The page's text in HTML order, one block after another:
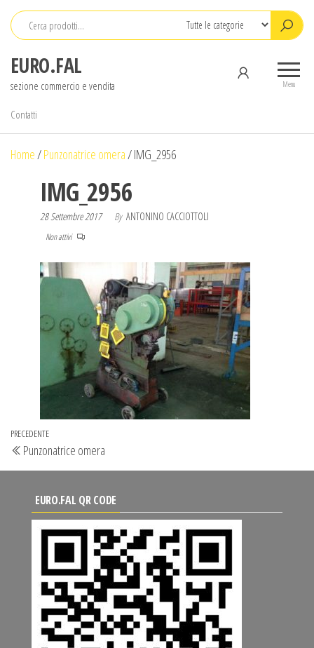
Salta
contenuto
EURO.FAL
sezione commercio e vendita Menu
Contatti
Home/Punzonatrice omera/IMG_2956
IMG_2956
28 Settembre 2017 By ANTONINO CACCIOTTOLI
Non attivi
Navigazione
articoli
Articolo
precedente
PRECEDENTE
Punzonatrice omera
EURO.FAL QR CODE